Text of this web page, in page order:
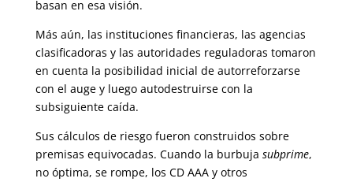
basan en esa visión.
Más aún, las instituciones financieras, las agencias
clasificadoras y las autoridades reguladoras tomaron
en cuenta la posibilidad inicial de autorreforzarse
con el auge y luego autodestruirse con la
subsiguiente caída.
Sus cálculos de riesgo fueron construidos sobre
premisas equivocadas. Cuando la burbuja subprime,
no óptima, se rompe, los CD AAA y otros